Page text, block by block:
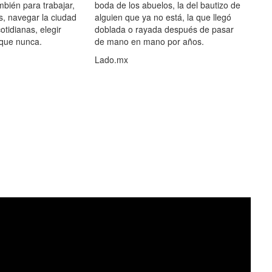
para trabajar,
navegar la ciudad
elegir
nunca.
boda de los abuelos, la del bautizo de
alguien que ya no está, la que llegó
doblada o rayada después de pasar
de mano en mano por años.
Lado.mx